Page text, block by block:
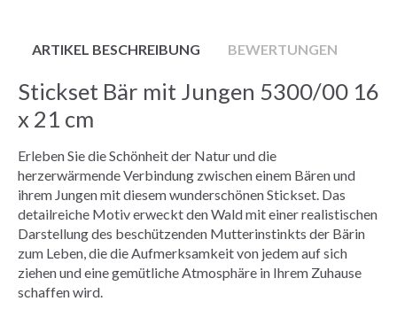
ARTIKEL BESCHREIBUNG BEWERTUNGEN
Stickset Bär mit Jungen 5300/00 16
x 21 cm
Erleben Sie die Schönheit der Natur und die
herzerwärmende Verbindung zwischen einem Bären und
ihrem Jungen mit diesem wunderschönen Stickset. Das
detailreiche Motiv erweckt den Wald mit einer realistischen
Darstellung des beschützenden Mutterinstinkts der Bärin
zum Leben, die die Aufmerksamkeit von jedem auf sich
ziehen und eine gemütliche Atmosphäre in Ihrem Zuhause
schaffen wird.